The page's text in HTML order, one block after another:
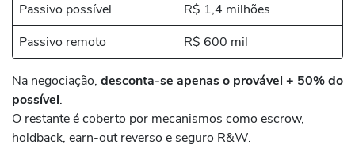
Passivo possível
R$ 1,4 milhões
Passivo remoto
R$ 600 mil
Na negociação, desconta-se apenas o provável + 50% do
possível.
O restante é coberto por mecanismos como escrow,
holdback, earn-out reverso e seguro R&W.